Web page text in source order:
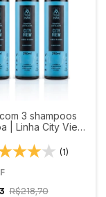
3 shampoos
| Linha City View
(1)
R$218,70